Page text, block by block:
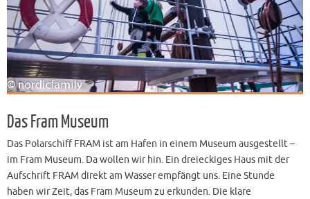
Das Fram Museum
Das Polarschiff FRAM ist am Hafen in einem Museum ausgestellt –
im Fram Museum. Da wollen wir hin. Ein dreieckiges Haus mit der
Aufschrift FRAM direkt am Wasser empfängt uns. Eine Stunde
haben wir Zeit, das Fram Museum zu erkunden. Die klare